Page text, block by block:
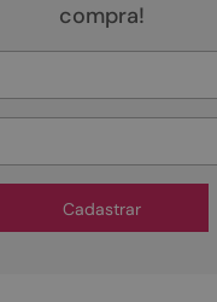
compra!
Cadastrar